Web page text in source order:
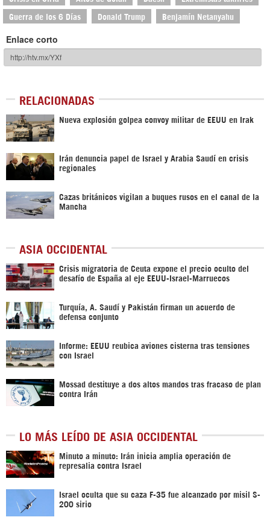
Guerra de los 6 Días Donald Trump Benjamín Netanyahu
Enlace corto
RELACIONADAS
Nueva explosión golpea convoy militar de EEUU en Irak
Irán denuncia papel de Israel y Arabia Saudí en crisis
regionales
Cazas británicos vigilan a buques rusos en el canal de la
Mancha
ASIA OCCIDENTAL
Crisis migratoria de Ceuta expone el precio oculto del
desafío de España al eje EEUU-Israel-Marruecos
Turquía, A. Saudí y Pakistán firman un acuerdo de
defensa conjunto
Informe: EEUU reubica aviones cisterna tras tensiones
con Israel
Mossad destituye a dos altos mandos tras fracaso de plan
contra Irán
LO MÁS LEÍDO DE ASIA OCCIDENTAL
Minuto a minuto: Irán inicia amplia operación de
represalia contra Israel
Israel oculta que su caza F-35 fue alcanzado por misil S-
200 sirio